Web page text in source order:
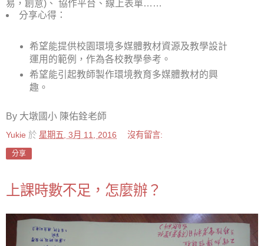
易，創意)、 協作平台、線上表單……
分享心得：
希望能提供校園環境多媒體教材資源及教學設計
運用的範例，作為各校教學參考。
希望能引起教師製作環境教育多媒體教材的興
趣。
By 大墩國小 陳佑銓老師
Yukie 於 星期五, 3月 11, 2016 沒有留言:
分享
上課時數不足，怎麼辦？